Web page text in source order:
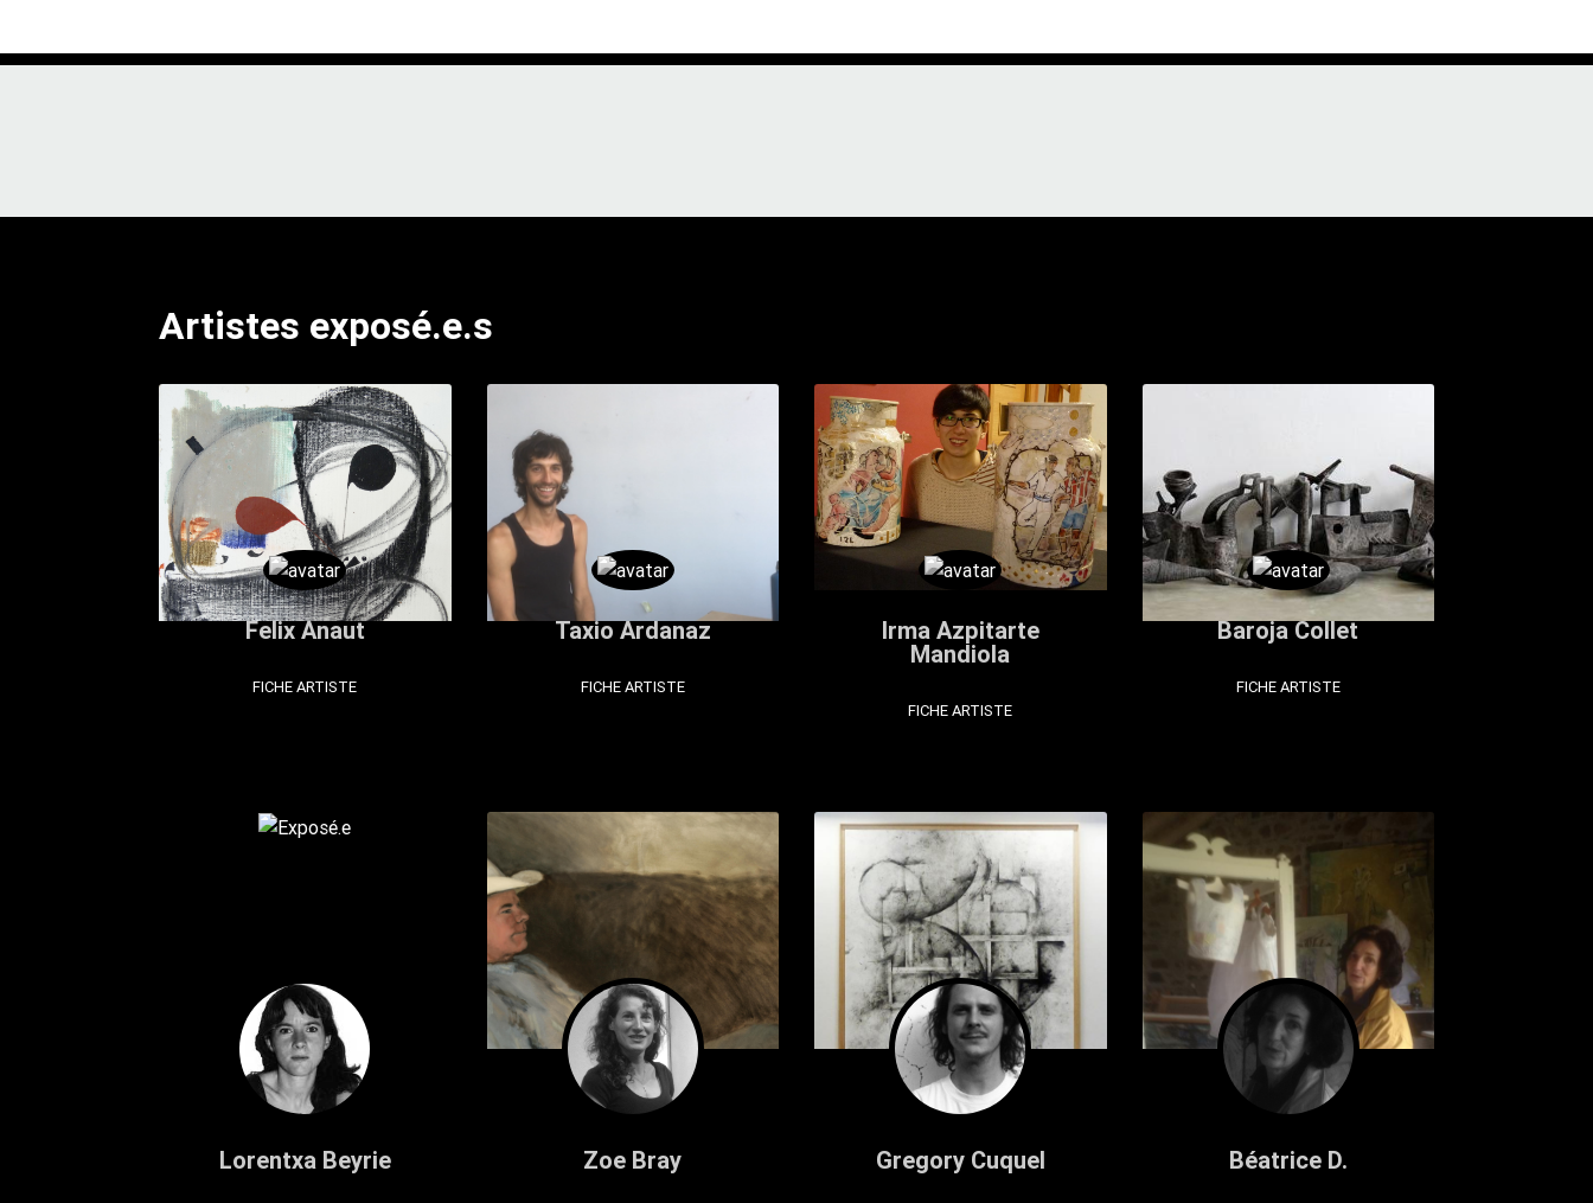
Artistes exposé.e.s
Felix Anaut
FICHE ARTISTE
Taxio Ardanaz
FICHE ARTISTE
Irma Azpitarte
Mandiola
FICHE ARTISTE
Baroja Collet
FICHE ARTISTE
Lorentxa Beyrie Zoe Bray Gregory Cuquel Béatrice D.